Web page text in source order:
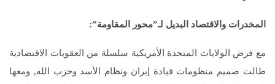
المخدرات والاقتصاد البديل لـ”محور المقاومة”:
مع فرض الولايات المتحدة الأمريكية سلسلة من العقوبات الاقتصادية
طالت صميم منظومات قيادة إيران ونظام الأسد وحزب الله, ومعها